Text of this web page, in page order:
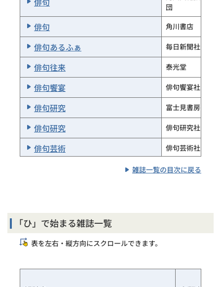
団
俳句 角川書店
俳句あるふぁ 毎日新聞社
俳句往来 泰光堂
俳句饗宴 俳句饗宴社
俳句研究 富士見書房
俳句研究 俳句研究社
俳句芸術 俳句芸術社
俳句公論社
俳句探求誌 東
俳句とエッセイ
角川文化振興財
雑誌一覧の目次に戻る
「ひ」で始まる雑誌一覧
表を左右・縦方向にスクロールできます。